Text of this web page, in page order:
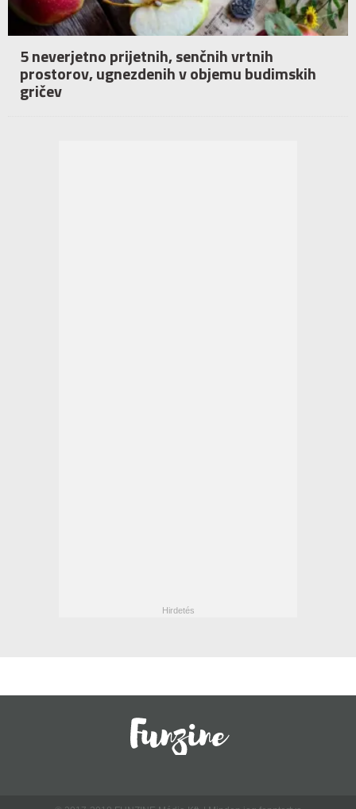
5 neverjetno prijetnih, senčnih vrtnih
prostorov, ugnezdenih v objemu budimskih
gričev